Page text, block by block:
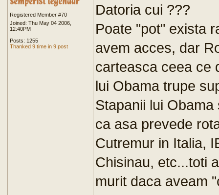
Registered Member #70
Joined: Thu May 04 2006,
12:40PM
Posts: 1255
Thanked 9 time in 9 post
Datoria cui ???
Poate "pot" exista
avem acces, dar
carteasca ceea ce
lui Obama trupe
Stapanii lui
ca asa prevede
Cutremur in Italia,
Chisinau, etc...toti
murit daca aveam